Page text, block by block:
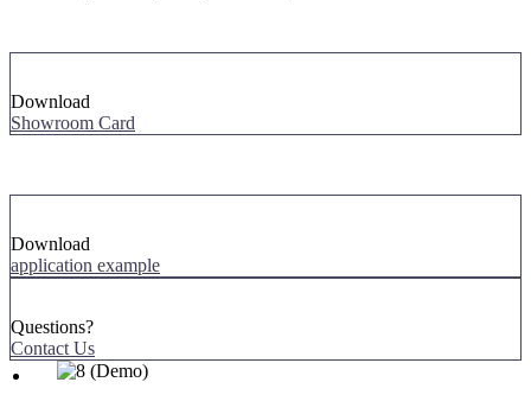
Download
Showroom Card
Download
application example
Questions?
Contact Us